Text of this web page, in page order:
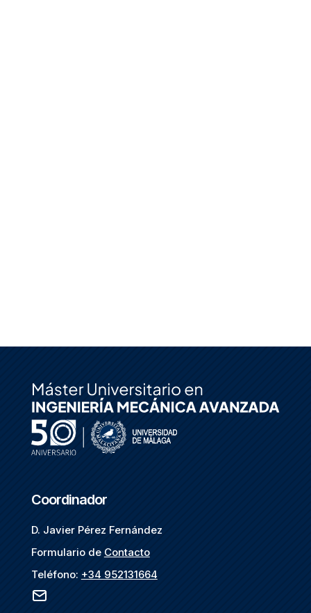
Coordinador
D. Javier Pérez Fernández
Formulario de Contacto
Teléfono: +34 952131664